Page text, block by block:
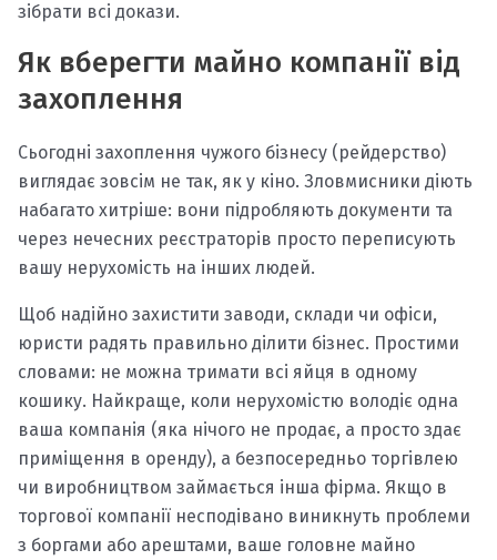
зібрати всі докази.
Як вберегти майно компанії від
захоплення
Сьогодні захоплення чужого бізнесу (рейдерство)
виглядає зовсім не так, як у кіно. Зловмисники діють
набагато хитріше: вони підробляють документи та
через нечесних реєстраторів просто переписують
вашу нерухомість на інших людей.
Щоб надійно захистити заводи, склади чи офіси,
юристи радять правильно ділити бізнес. Простими
словами: не можна тримати всі яйця в одному
кошику. Найкраще, коли нерухомістю володіє одна
ваша компанія (яка нічого не продає, а просто здає
приміщення в оренду), а безпосередньо торгівлею
чи виробництвом займається інша фірма. Якщо в
торгової компанії несподівано виникнуть проблеми
з боргами або арештами, ваше головне майно